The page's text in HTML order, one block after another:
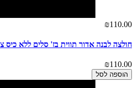
₪110.00
חולצה לבנה אדור תווית בז' סלים ללא כיס
₪110.00
הוספה לסל